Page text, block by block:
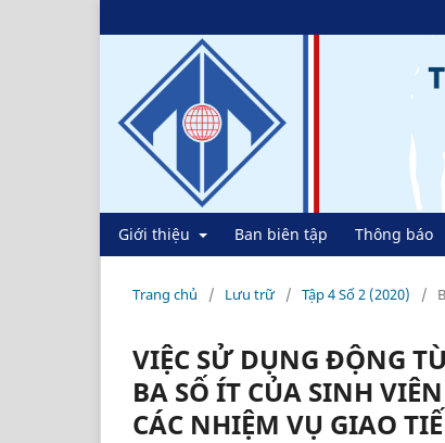
Giới thiệu Ban biên tập Thông báo
Trang chủ / Lưu trữ / Tập 4 Số 2 (2020) /
VIỆC SỬ DỤNG ĐỘNG
BA SỐ ÍT CỦA SINH
CÁC NHIỆM VỤ GIAO